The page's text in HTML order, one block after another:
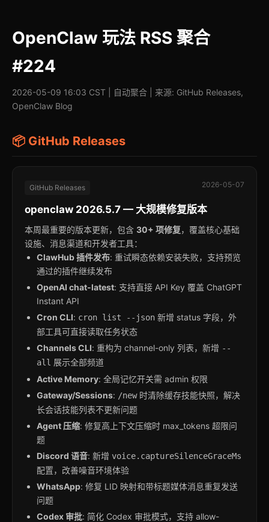
OpenClaw 玩法 RSS 聚合
#224
2026-05-09 16:03 CST | 自动聚合 | 来源: GitHub Releases,
OpenClaw Blog
📦 GitHub Releases
GitHub Releases 2026-05-07
openclaw 2026.5.7 — 大规模修复版本
本周最重要的版本更新，包含 30+ 项修复，覆盖核心基础
设施、消息渠道和开发者工具：
ClawHub 插件发布: 重试瞬态依赖安装失败，支持预览
通过的插件继续发布
OpenAI chat-latest: 支持直接 API Key 覆盖 ChatGPT
Instant API
Cron CLI: cron list --json 新增 status 字段，外
部工具可直接读取任务状态
Channels CLI: 重构为 channel-only 列表，新增 --
all 展示全部频道
Active Memory: 全局记忆开关需 admin 权限
Gateway/Sessions: /new时清除缓存技能快照，解决
长会话技能列表不更新问题
Agent 压缩: 修复高上下文压缩时 max_tokens 超限问
题
Discord 语音: 新增 voice.captureSilenceGraceMs
配置，改善噪音环境体验
WhatsApp: 修复 LID 映射和带标题媒体消息重复发送
问题
Codex 审批: 简化 Codex 审批模式，支持 allow-